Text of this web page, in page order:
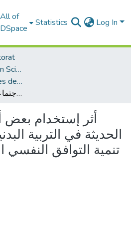
All of
DSpace
Statistics Log In
Thèses de doctorat en Sciences
Sciences et Techniques des Activités Physiques et Sportives - التربية البدنية و الرياضية
أثر إستخدام بعض أساليب التدريس الحديثة في التربية البدنية و الرياضية في تنمية التوافق النفسي الإجتماعي لتلاميذ السنة الأولى
أثر إستخدام
الحديثة في التربية
تنمية التوافق النفسي